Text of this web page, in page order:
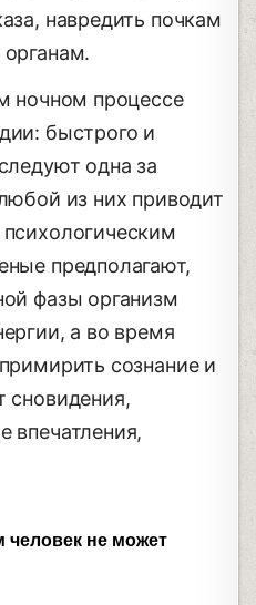
навредить почкам
ночном процессе
быстрого и
одна за
из них приводит
предполагают,
фазы организм
а во время
сознание и
сновидения,
впечатления,
не может